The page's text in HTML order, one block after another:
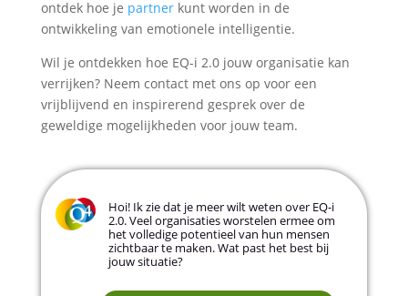
ontdek hoe je partnerkunt worden in de
ontwikkeling van emotionele intelligentie.
Wil je ontdekken hoe EQ-i 2.0 jouw organisatie kan
verrijken? Neem contact met ons op voor een
vrijblijvend en inspirerend gesprek over de
geweldige mogelijkheden voor jouw team.
Hoi! Ik zie dat je meer wilt weten over EQ-i
2.0. Veel organisaties worstelen ermee om
het volledige potentieel van hun mensen
zichtbaar te maken. Wat past het best bij
jouw situatie?
Zo snel mogelijk — we hebben een concrete